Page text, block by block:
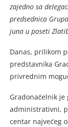
zajedno sa
predsednica
juna u poseti
Danas, prilikom
predstavnika
privrednim
Gradonačelnik
administrativni,
centar najvećeg